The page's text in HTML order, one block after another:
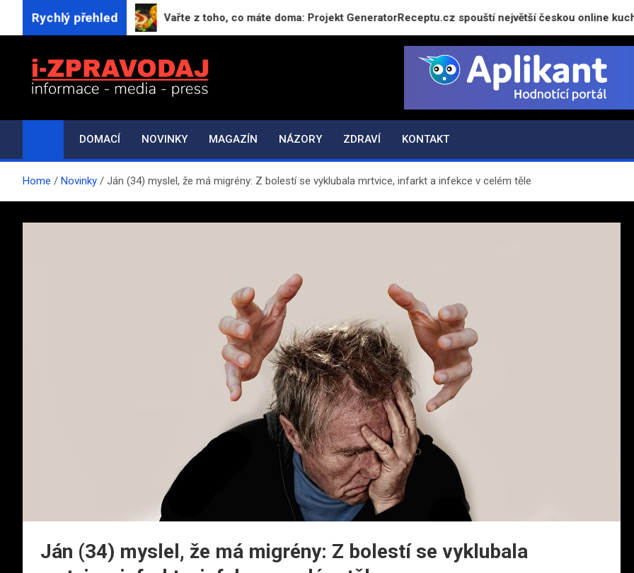
Rychlý přehled
očima. Vařte z toho, co máte doma: Projekt GeneratorReceptu.cz spouští největší českou online kuchařku
i-ZPRAVODAJ.CZ
DOMACÍ NOVINKY MAGAZÍN NÁZORY ZDRAVÍ KONTAKT
Home Novinky Ján (34) myslel, že má migrény: Z bolestí se vyklubala mrtvice, infarkt a infekce v celém těle
Ján (34) myslel, že má migrény: Z bolestí se vyklubala